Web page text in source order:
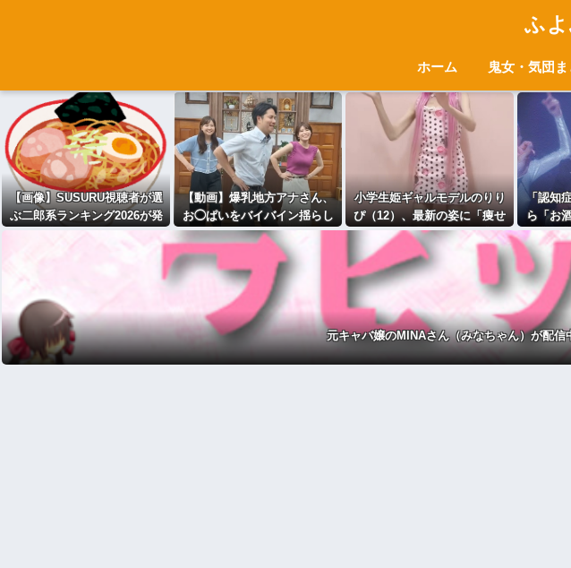
ふよ
ホーム 鬼女・気団
【画像】SUSURU視聴者が選
ぶ二郎系ランキング2026が発
【動画】爆乳地方アナさん、
お◯ぱいをバイバイン揺らし
てしまうｗｗｗwｗｗｗｗｗｗ
小学生姫ギャルモデルのりり
ぴ（12）、最新の姿に「痩せ
すぎ」「大丈夫？」など心配
の声
「認知
ら「お
知症に
元キャバ嬢のMINAさん（みなちゃん）が配